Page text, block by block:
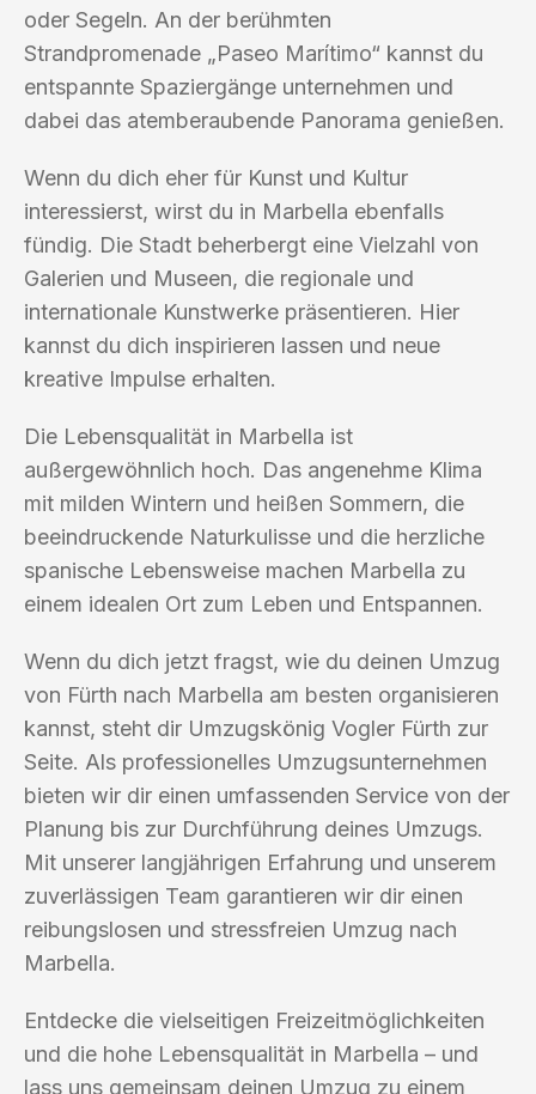
oder Segeln. An der berühmten
Strandpromenade „Paseo Marítimo“ kannst du
entspannte Spaziergänge unternehmen und
dabei das atemberaubende Panorama genießen.
Wenn du dich eher für Kunst und Kultur
interessierst, wirst du in Marbella ebenfalls
fündig. Die Stadt beherbergt eine Vielzahl von
Galerien und Museen, die regionale und
internationale Kunstwerke präsentieren. Hier
kannst du dich inspirieren lassen und neue
kreative Impulse erhalten.
Die Lebensqualität in Marbella ist
außergewöhnlich hoch. Das angenehme Klima
mit milden Wintern und heißen Sommern, die
beeindruckende Naturkulisse und die herzliche
spanische Lebensweise machen Marbella zu
einem idealen Ort zum Leben und Entspannen.
Wenn du dich jetzt fragst, wie du deinen Umzug
von Fürth nach Marbella am besten organisieren
kannst, steht dir Umzugskönig Vogler Fürth zur
Seite. Als professionelles Umzugsunternehmen
bieten wir dir einen umfassenden Service von der
Planung bis zur Durchführung deines Umzugs.
Mit unserer langjährigen Erfahrung und unserem
zuverlässigen Team garantieren wir dir einen
reibungslosen und stressfreien Umzug nach
Marbella.
Entdecke die vielseitigen Freizeitmöglichkeiten
und die hohe Lebensqualität in Marbella – und
lass uns gemeinsam deinen Umzug zu einem